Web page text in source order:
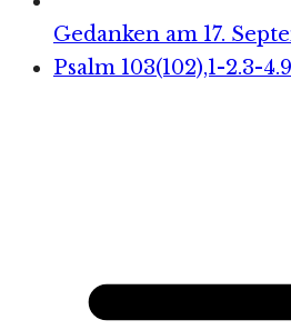
Gedanken am 17.
Psalm 103(102),1-2.3-